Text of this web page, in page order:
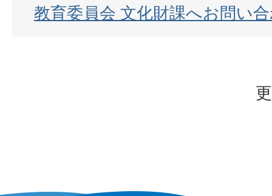
教育委員会 文化財課へお問い